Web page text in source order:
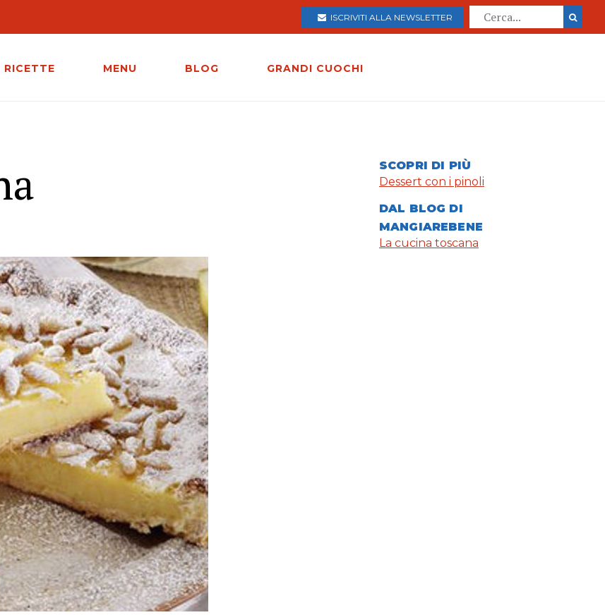
ISCRIVITI ALLA NEWSLETTER
RICETTE MENU BLOG GRANDI CUOCHI
SCOPRI DI PIÙ
Dessert con i pinoli
DAL BLOG DI
MANGIAREBENE
La cucina toscana